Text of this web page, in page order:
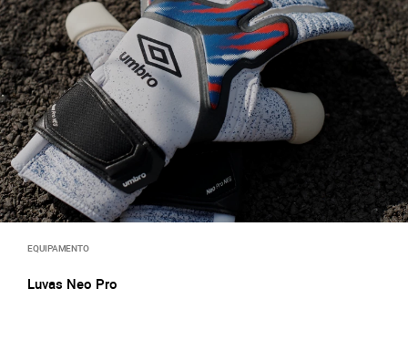
EQUIPAMENTO
Luvas Neo Pro